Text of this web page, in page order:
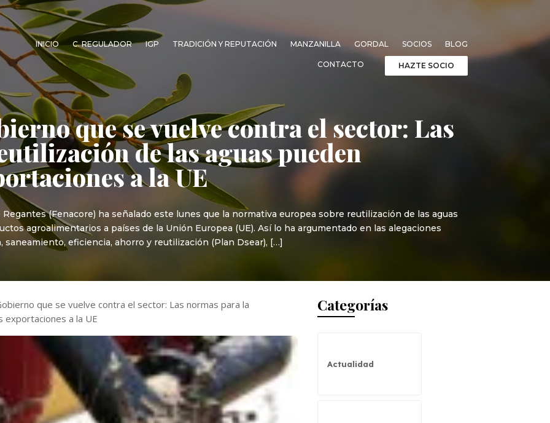
INICIO C. REGULADOR IGP TRADICIÓN Y REPUTACIÓN MANZANILLA GORDAL SOCIOS BLOG
CONTACTO HAZTE SOCIO
que se vuelve contra el sector: Las
de las aguas pueden
a la UE
(Fenacore) ha señalado este lunes que la normativa europea sobre reutilización de las aguas
agroalimentarios a países de la Unión Europea (UE). Así lo ha argumentado en las alegaciones
eficiencia, ahorro y reutilización (Plan Dsear), […]
que se vuelve contra el sector: Las normas para la
exportaciones a la UE
Categorías
Actualidad